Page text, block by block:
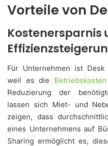
Vorteile von
Kostenersparnis
Für Unternehmen ist Desk
weil es die Betriebskosten
Reduzierung der
lassen sich Miet- und
zeigen, dass
eines Unternehmens auf
Sharing ermöglicht es,